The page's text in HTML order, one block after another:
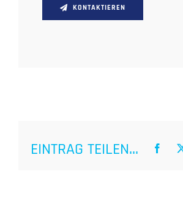
KONTAKTIEREN
EINTRAG TEILEN...